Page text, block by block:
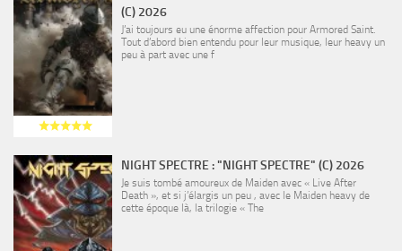
(C) 2026
J’ai toujours eu une énorme affection pour Armored Saint.
Tout d’abord bien entendu pour leur musique, leur heavy un
peu à part avec une f
NIGHT SPECTRE : "NIGHT SPECTRE" (C) 2026
Je suis tombé amoureux de Maiden avec « Live After
Death », et si j’élargis un peu , avec le Maiden heavy de
cette époque là, la trilogie « The